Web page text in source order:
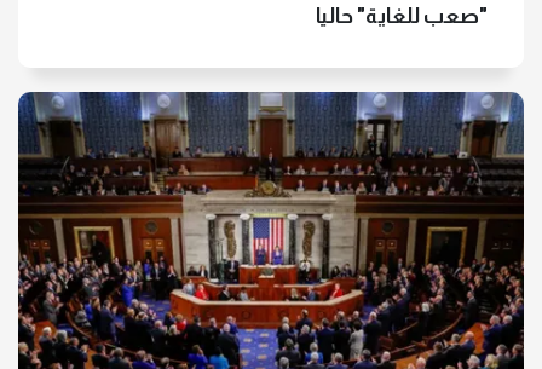
بخلاف هرمز.. ملفات اقتصادية وسياسية
على طاولة قمة بكين
"صعب للغاية" حاليا